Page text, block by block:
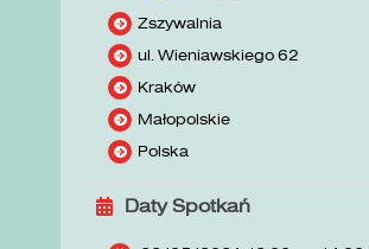
Zszywalnia
ul. Wieniawskiego 62
Kraków
Małopolskie
Polska
Daty Spotkań